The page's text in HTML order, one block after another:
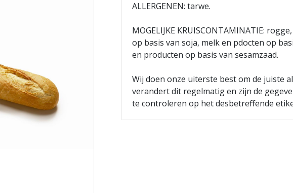
ALLERGENEN: tarwe.
MOGELIJKE KRUISCONTAMINATIE:
op basis van soja, melk en pdocten op
en producten op basis van sesamzaad.
Wij doen onze uiterste best om de juiste
verandert dit regelmatig en zijn de
te controleren op het desbetreffende